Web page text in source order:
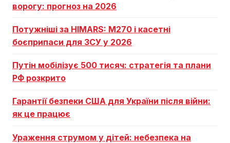
ворогу: прогноз на 2026
Потужніші за HIMARS: М270 і касетні
боєприпаси для ЗСУ у 2026
Путін мобілізує 500 тисяч: стратегія та плани
РФ розкрито
Гарантії безпеки США для України після війни:
як це працює
Ураження струмом у дітей: небезпека на